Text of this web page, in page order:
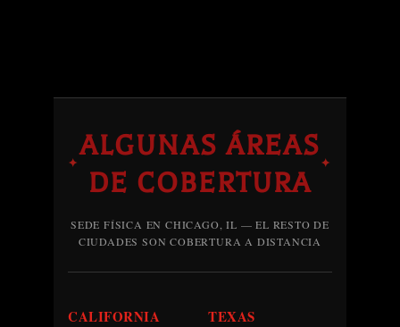
✦
ALGUNAS ÁREAS
DE COBERTURA
✦
SEDE FÍSICA EN CHICAGO, IL — EL RESTO DE
CIUDADES SON COBERTURA A DISTANCIA
CALIFORNIA TEXAS